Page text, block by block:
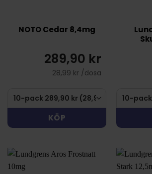
NOTO Cedar 8,4mg
289,90 kr
28,99 kr /dosa
KÖP